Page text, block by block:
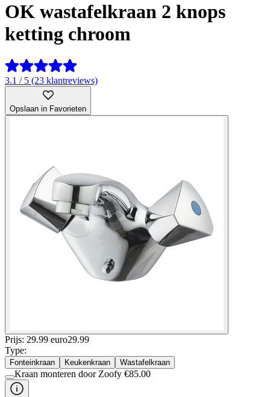
OK wastafelkraan 2 knops
ketting chroom
3.1 / 5 (23 klantreviews)
Opslaan in Favorieten
Prijs: 29.99 euro29.99
Type:
Fonteinkraan Keukenkraan Wastafelkraan
Kraan monteren door Zoofy €85.00